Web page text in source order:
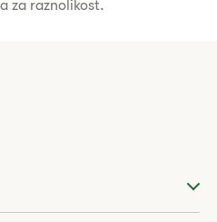
za raznolikost.